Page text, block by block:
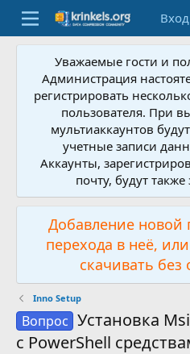
Вход
Уважаемые гости и
Администрация
регистрировать
пользователя. При
мультиаккаунтов
учетные записи
Аккаунты,
почту, будут
Добавление новой
перехода в неё,
скачивать без
Inno Setup
Вопрос Установка
с PowerShell